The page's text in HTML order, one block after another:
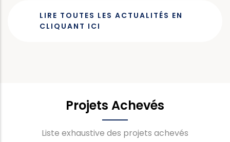
LIRE TOUTES LES ACTUALITÉS EN
CLIQUANT ICI
Projets Achevés
Liste exhaustive des projets achevés